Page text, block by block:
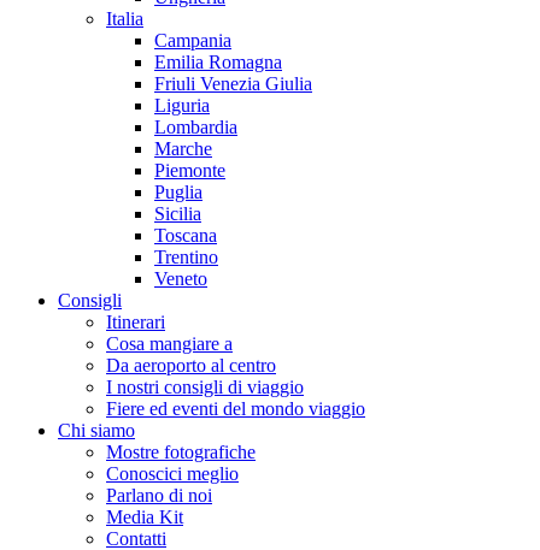
Italia
Campania
Emilia Romagna
Friuli Venezia Giulia
Liguria
Lombardia
Marche
Piemonte
Puglia
Sicilia
Toscana
Trentino
Veneto
Consigli
Itinerari
Cosa mangiare a
Da aeroporto al centro
I nostri consigli di viaggio
Fiere ed eventi del mondo viaggio
Chi siamo
Mostre fotografiche
Conoscici meglio
Parlano di noi
Media Kit
Contatti